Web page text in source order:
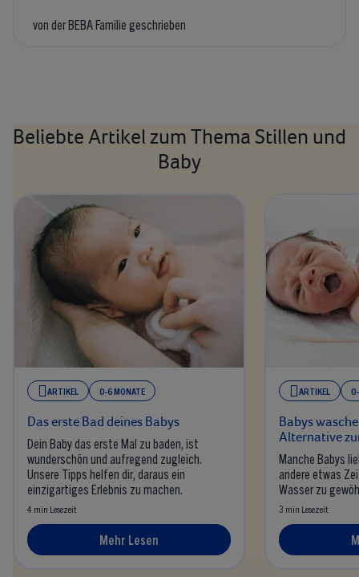
von der BEBA Familie geschrieben
Beliebte Artikel zum Thema Stillen und
Baby
ARTIKEL 0-6 MONATE
Das erste Bad deines Babys
Dein Baby das erste Mal zu baden, ist
wunderschön und aufregend zugleich.
Unsere Tipps helfen dir, daraus ein
einzigartiges Erlebnis zu machen.
4 min Lesezeit
Mehr Lesen
ARTIKEL
Babys
Alternative
Manche Babys
andere etwas
Wasser zu
3 min Lesezeit